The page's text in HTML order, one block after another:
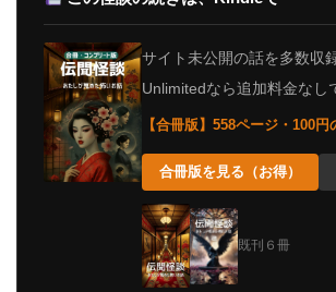
サイト未公開の話を多数収
Unlimitedなら追加料金なし
【合冊版】558ページ・100
合冊版を見る（お得）
既刊６冊